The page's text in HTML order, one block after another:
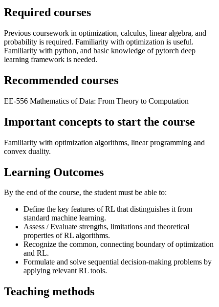
Required courses
Previous coursework in optimization, calculus, linear algebra, and
probability is required. Familiarity with optimization is useful.
Familiarity with python, and basic knowledge of pytorch deep
learning framework is needed.
Recommended courses
EE-556 Mathematics of Data: From Theory to Computation
Important concepts to start the course
Familiarity with optimization algorithms, linear programming and
convex duality.
Learning Outcomes
By the end of the course, the student must be able to:
Define the key features of RL that distinguishes it from
standard machine learning.
Assess / Evaluate strengths, limitations and theoretical
properties of RL algorithms.
Recognize the common, connecting boundary of optimization
and RL.
Formulate and solve sequential decision-making problems by
applying relevant RL tools.
Teaching methods